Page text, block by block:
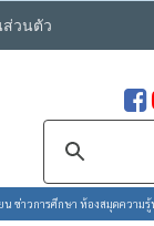
ส่วนตัว
ข่าวการศึกษา ห้องสมุดควา